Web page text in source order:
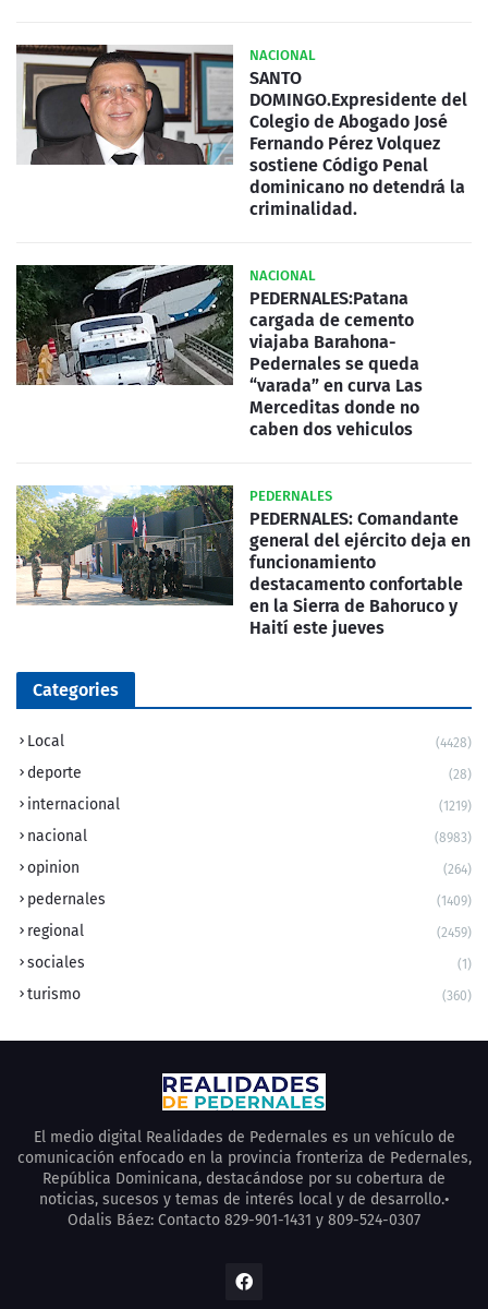
NACIONAL
SANTO
DOMINGO.Expresidente del
Colegio de Abogado José
Fernando Pérez Volquez
sostiene Código Penal
dominicano no detendrá la
criminalidad.
NACIONAL
PEDERNALES:Patana
cargada de cemento
viajaba Barahona-
Pedernales se queda
“varada” en curva Las
Merceditas donde no
caben dos vehiculos
PEDERNALES
PEDERNALES: Comandante
general del ejército deja en
funcionamiento
destacamento confortable
en la Sierra de Bahoruco y
Haití este jueves
Categories
Local (4428)
deporte (28)
internacional (1219)
nacional (8983)
opinion (264)
pedernales (1409)
regional (2459)
sociales (1)
turismo (360)
El medio digital Realidades de Pedernales es un vehículo de
comunicación enfocado en la provincia fronteriza de Pedernales,
República Dominicana, destacándose por su cobertura de
noticias, sucesos y temas de interés local y de desarrollo.•
Odalis Báez: Contacto 829-901-1431 y 809-524-0307